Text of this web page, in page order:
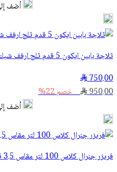
أضف إلى السلة
ثلاجة بابين ايكون 5 قدم ثلج ارفف شبك اللون سلفر
750.00
950.00
خصم 22%
أضف إلى السلة
فريزر جنرال كلاس 100 لتر مقاس 3.5 قدم